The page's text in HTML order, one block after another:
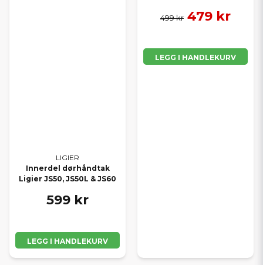
LIGIER
Innerdel dørhåndtak
Ligier JS50, JS50L & JS60
599 kr
LEGG I HANDLEKURV
499 kr 479 kr
LEGG I HANDLEKURV